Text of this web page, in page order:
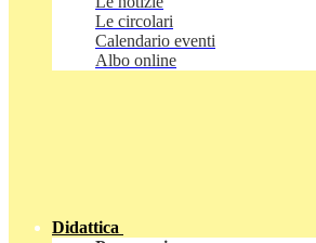
Le circolari
Calendario eventi
Albo online
Didattica